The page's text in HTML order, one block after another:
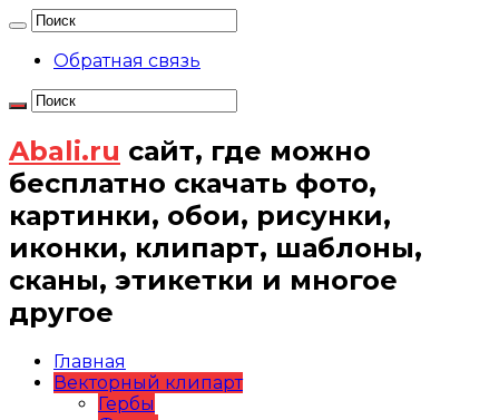
Обратная связь
Abali.ru сайт, где можно
бесплатно скачать фото,
картинки, обои, рисунки,
иконки, клипарт, шаблоны,
сканы, этикетки и многое
другое
Главная
Векторный клипарт
Гербы